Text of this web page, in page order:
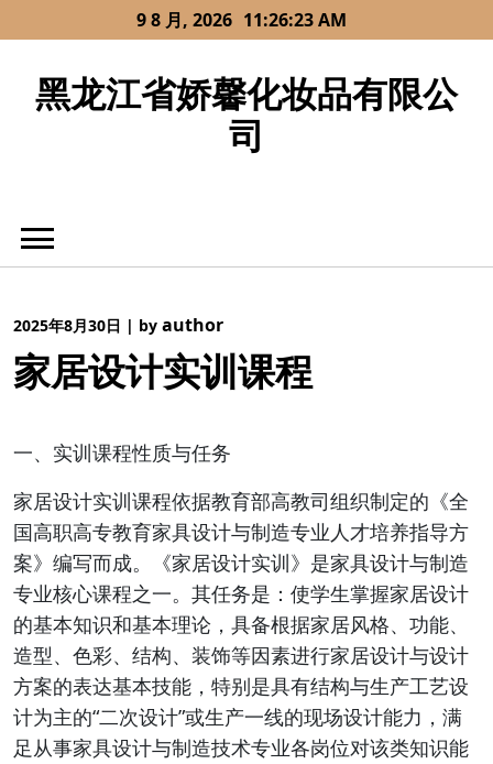
to
9 8 月, 2026 11:26:24 AM
黑龙江省娇馨化妆品有限公
司
2025年8月30日 | by author
家居设计实训课程
一、实训课程性质与任务
家居设计实训课程依据教育部高教司组织制定的《全
国高职高专教育家具设计与制造专业人才培养指导方
案》编写而成。《家居设计实训》是家具设计与制造
专业核心课程之一。其任务是：使学生掌握家居设计
的基本知识和基本理论，具备根据家居风格、功能、
造型、色彩、结构、装饰等因素进行家居设计与设计
方案的表达基本技能，特别是具有结构与生产工艺设
计为主的“二次设计”或生产一线的现场设计能力，满
足从事家具设计与制造技术专业各岗位对该类知识能